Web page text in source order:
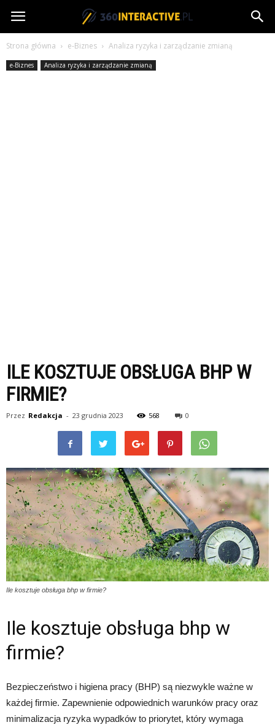
360interactive.pl
Strona główna e-Biznes Analiza ryzyka i zarządzanie zmianą
e-Biznes Analiza ryzyka i zarządzanie zmianą
ILE KOSZTUJE OBSŁUGA BHP W
FIRMIE?
Przez Redakcja - 23 grudnia 2023 568 0
Ile kosztuje obsługa bhp w firmie?
Ile kosztuje obsługa bhp w
firmie?
Bezpieczeństwo i higiena pracy (BHP) są niezwykle ważne w
każdej firmie. Zapewnienie odpowiednich warunków pracy oraz
minimalizacja ryzyka wypadków to priorytet, który wymaga